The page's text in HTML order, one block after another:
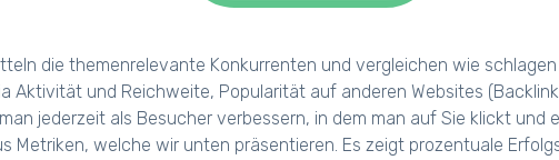
die themenrelevante Konkurrenten und vergleichen wie
Aktivität und Reichweite, Popularität auf anderen Websites
jederzeit als Besucher verbessern, in dem man auf Sie klickt
Metriken, welche wir unten präsentieren. Es zeigt prozentuale